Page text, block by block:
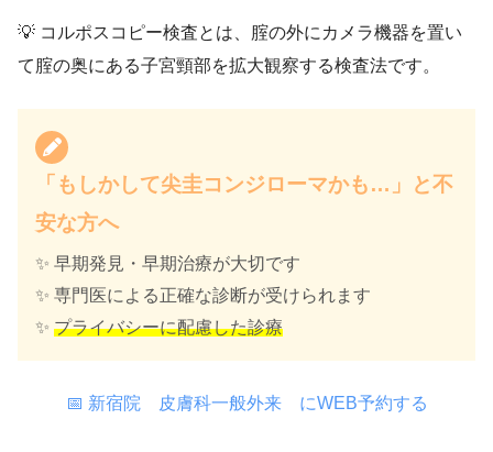
💡 コルポスコピー検査とは、腟の外にカメラ機器を置い
て腟の奥にある子宮頸部を拡大観察する検査法です。
「もしかして尖圭コンジローマかも…」と不
安な方へ
✨ 早期発見・早期治療が大切です
✨ 専門医による正確な診断が受けられます
✨ プライバシーに配慮した診療
📅 新宿院 皮膚科一般外来 にWEB予約する